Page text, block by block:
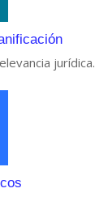
jurídica.